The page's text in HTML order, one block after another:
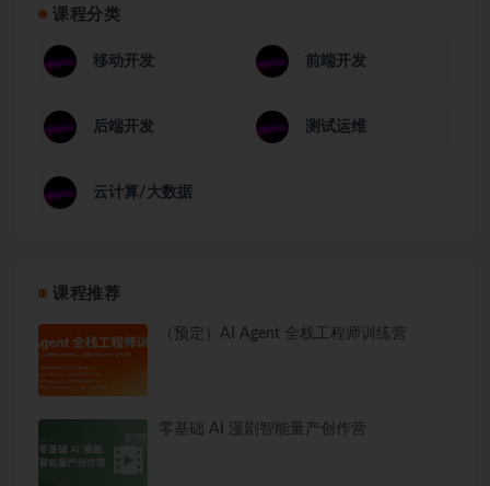
课程分类
移动开发 前端开发
后端开发 测试运维
云计算/大数据
课程推荐
（预定）AI Agent 全栈工程师训练营
零基础 AI 漫剧智能量产创作营